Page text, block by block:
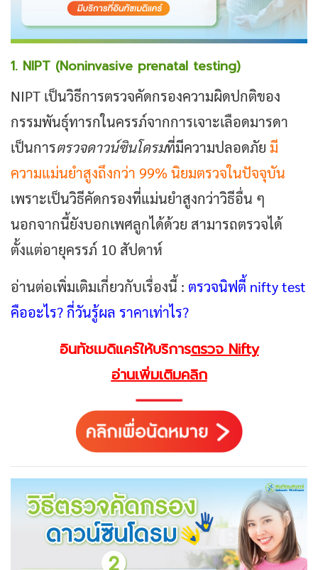
1. NIPT (Noninvasive prenatal testing)
NIPT เป็นวิธีการตรวจคัดกรองความผิดปกติของ
กรรมพันธุ์ทารกในครรภ์จากการเจาะเลือดมารดา
เป็นการตรวจดาวน์ซินโดรมที่มีความปลอดภัย มี
ความแม่นยำสูงถึงกว่า 99% นิยมตรวจในปัจจุบัน
เพราะเป็นวิธีคัดกรองที่แม่นยำสูงกว่าวิธีอื่น ๆ
นอกจากนี้ยังบอกเพศลูกได้ด้วย สามารถตรวจได้
ตั้งแต่อายุครรภ์ 10 สัปดาห์
อ่านต่อเพิ่มเติมเกี่ยวกับเรื่องนี้ : ตรวจนิฟตี้ nifty test
คืออะไร? กี่วันรู้ผล ราคาเท่าไร?
อินทัชเมดิแคร์ให้บริการตรวจ Nifty
อ่านเพิ่มเติมคลิก